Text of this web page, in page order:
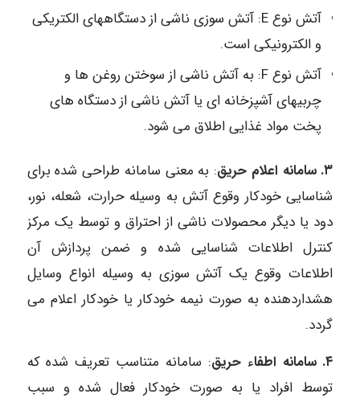
آتش نوع E: آتش سوزی ناشی از دستگاههای الکتریکی
و الکترونیکی است.
آتش نوع F: به آتش ناشی از سوختن روغن ها و
چربیهای آشپزخانه ای یا آتش ناشی از دستگاه های
پخت مواد غذایی اطلاق می شود.
٣. سامانه اعلام حریق
: به معنی سامانه طراحی شده برای
شناسایی خودکار وقوع آتش به وسیله حرارت، شعله، نور،
دود یا دیگر محصولات ناشی از احتراق و توسط یک مرکز
کنترل اطلاعات شناسایی شده و ضمن پردازش آن
اطلاعات وقوع یک آتش سوزی به وسیله انواع وسایل
هشداردهنده به صورت نیمه خودکار یا خودکار اعلام می
گردد.
۴. سامانه اطفاء حریق
: سامانه متناسب تعریف شده که
توسط افراد یا به صورت خودکار فعال شده و سبب